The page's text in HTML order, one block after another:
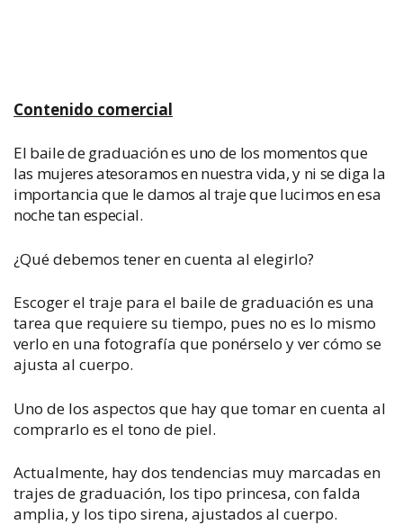
Contenido comercial
El baile de graduación es uno de los momentos que
las mujeres atesoramos en nuestra vida, y ni se diga la
importancia que le damos al traje que lucimos en esa
noche tan especial.
¿Qué debemos tener en cuenta al elegirlo?
Escoger el traje para el baile de graduación es una
tarea que requiere su tiempo, pues no es lo mismo
verlo en una fotografía que ponérselo y ver cómo se
ajusta al cuerpo.
Uno de los aspectos que hay que tomar en cuenta al
comprarlo es el tono de piel.
Actualmente, hay dos tendencias muy marcadas en
trajes de graduación, los tipo princesa, con falda
amplia, y los tipo sirena, ajustados al cuerpo.